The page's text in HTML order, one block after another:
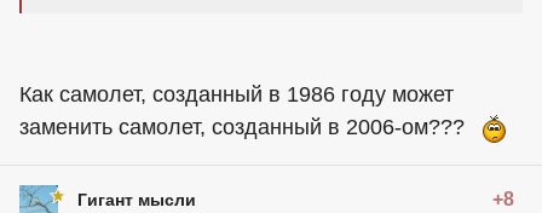
Как самолет, созданный в 1986 году может
заменить самолет, созданный в 2006-ом???
Гигант мысли +8